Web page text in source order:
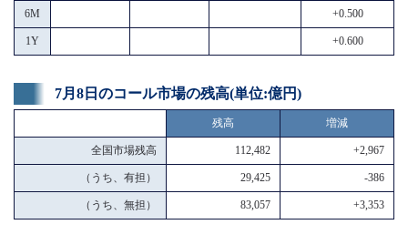
6M +0.500
1Y +0.600
7月8日のコール市場の残高(単位:億円)
残高 増減
全国市場残高 112,482 +2,967
（うち、有担） 29,425 -386
（うち、無担） 83,057 +3,353